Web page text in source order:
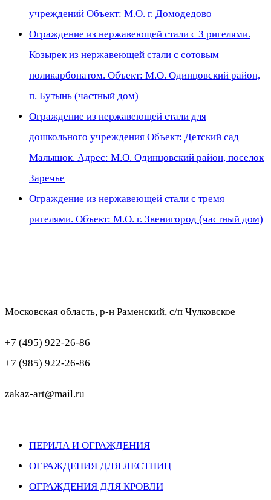
учреждений Объект: М.О. г. Домодедово
Ограждение из нержавеющей стали с 3 ригелями.
Козырек из нержавеющей стали с сотовым
поликарбонатом. Объект: М.О. Одинцовский район,
п. Бутынь (частный дом)
Ограждение из нержавеющей стали для
дошкольного учреждения Объект: Детский сад
Малышок. Адрес: М.О. Одинцовский район, поселок
Заречье
Ограждение из нержавеющей стали с тремя
ригелями. Объект: М.О. г. Звенигород (частный дом)
Московская область, р-н Раменский, с/п Чулковское
+7 (495) 922-26-86
+7 (985) 922-26-86
zakaz-art@mail.ru
ПЕРИЛА И ОГРАЖДЕНИЯ
ОГРАЖДЕНИЯ ДЛЯ ЛЕСТНИЦ
ОГРАЖДЕНИЯ ДЛЯ КРОВЛИ